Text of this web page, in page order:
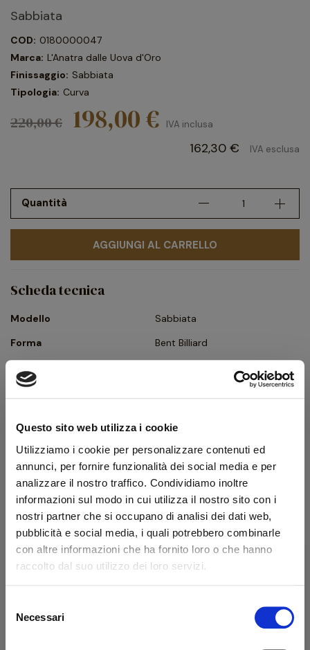
Questo sito web utilizza i cookie
Utilizziamo i cookie per personalizzare contenuti ed
annunci, per fornire funzionalità dei social media e per
analizzare il nostro traffico. Condividiamo inoltre
informazioni sul modo in cui utilizza il nostro sito con i
nostri partner che si occupano di analisi dei dati web,
pubblicità e social media, i quali potrebbero combinarle
con altre informazioni che ha fornito loro o che hanno
raccolto dal suo utilizzo dei loro servizi.
delNecessari
Sabbiata
COD: 0180000047
Marca: L'Anatra dalle Uova d'Oro
Finissaggio: Sabbiata
Tipologia: Curva
220,00 € 198,00 € IVA inclusa
162,30 € IVA esclusa
Quantità
AGGIUNGI AL CARRELLO
Scheda tecnica
Modello
Sabbiata
Forma
Bent Billiard
Finissaggio
Foro bocchino (mm)
3
Filtro
No
Peso (g)
42
Confezione originale
Sì
Condizione
Pipe Nuove
L’Anatra dalle Uova d’Oro è un marchio che si distingue per la